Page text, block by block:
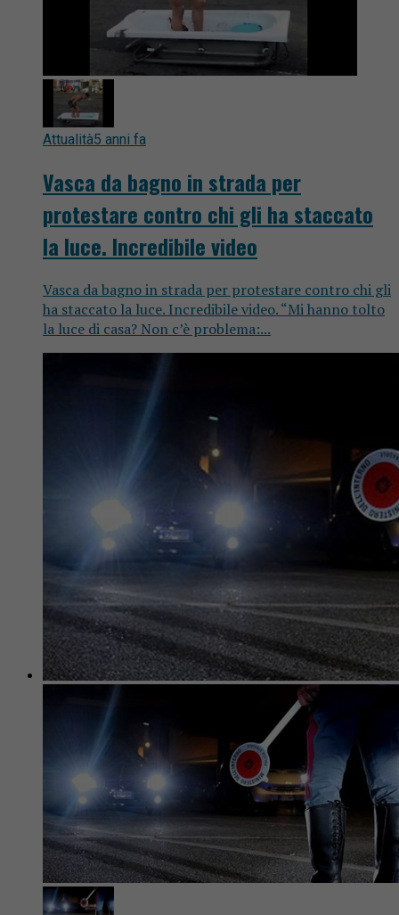
Attualità5 anni fa
Vasca da bagno in strada per
protestare contro chi gli ha staccato
la luce. Incredibile video
Vasca da bagno in strada per protestare contro chi gli
ha staccato la luce. Incredibile video. “Mi hanno tolto
la luce di casa? Non c’è problema:...